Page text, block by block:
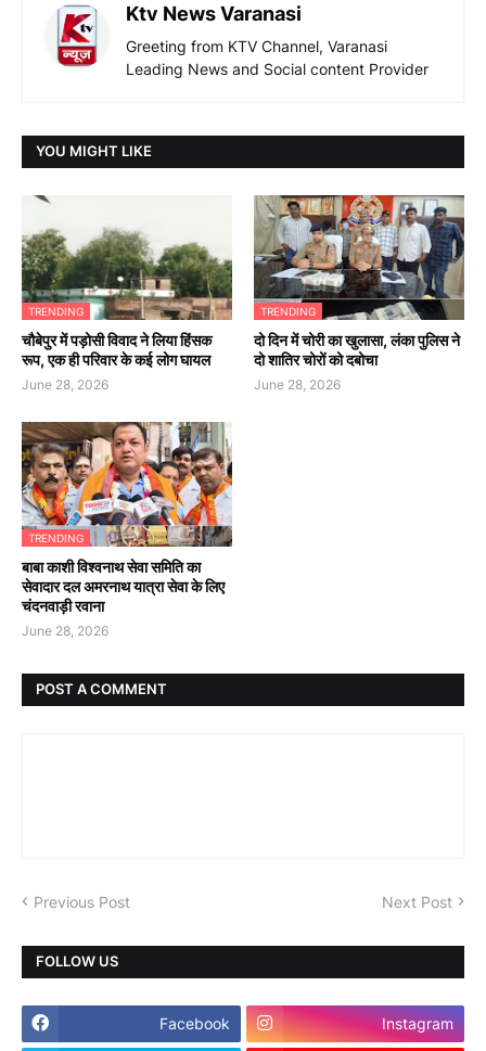
Ktv News Varanasi
Greeting from KTV Channel, Varanasi
Leading News and Social content Provider
YOU MIGHT LIKE
TRENDING
चौबेपुर में पड़ोसी विवाद ने लिया हिंसक
रूप, एक ही परिवार के कई लोग घायल
June 28, 2026
TRENDING
दो दिन में चोरी का खुलासा, लंका पुलिस ने
दो शातिर चोरों को दबोचा
June 28, 2026
TRENDING
बाबा काशी विश्वनाथ सेवा समिति का
सेवादार दल अमरनाथ यात्रा सेवा के लिए
चंदनवाड़ी रवाना
June 28, 2026
POST A COMMENT
Previous Post Next Post
FOLLOW US
Facebook Instagram